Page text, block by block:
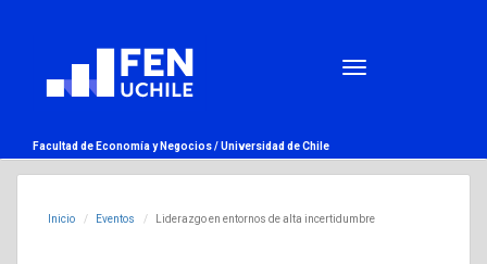
Facultad de Economía y Negocios /Universidad de Chile
Inicio Eventos Liderazgo en entornos de alta incertidumbre